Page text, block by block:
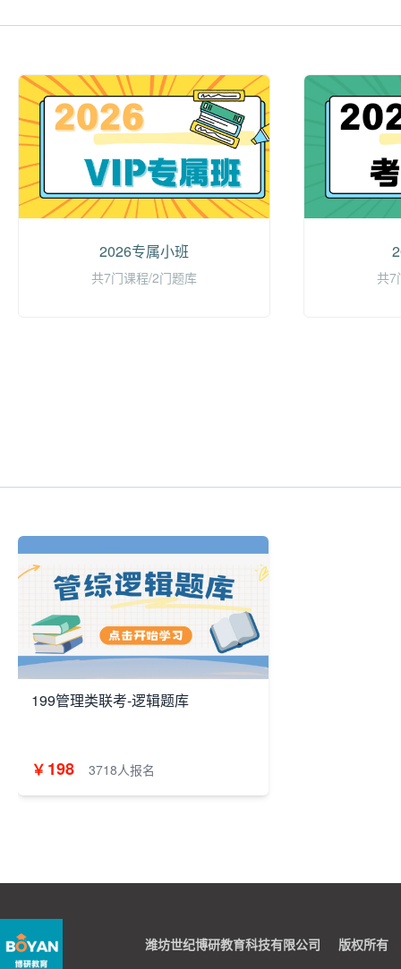
2026专属小班
共7门课程/2门题库 共7
199管理类联考-逻辑题库
￥ 198 3718人报名
潍坊世纪博研教育科技有限公司 版权所有